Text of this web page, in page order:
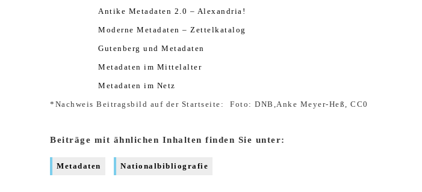
Antike Metadaten 2.0 – Alexandria!
Moderne Metadaten – Zettelkatalog
Gutenberg und Metadaten
Metadaten im Mittelalter
Metadaten im Netz
*Nachweis Beitragsbild auf der Startseite: Foto: DNB,Anke Meyer-Heß, CC0
Beiträge mit ähnlichen Inhalten finden Sie unter:
Metadaten Nationalbibliografie